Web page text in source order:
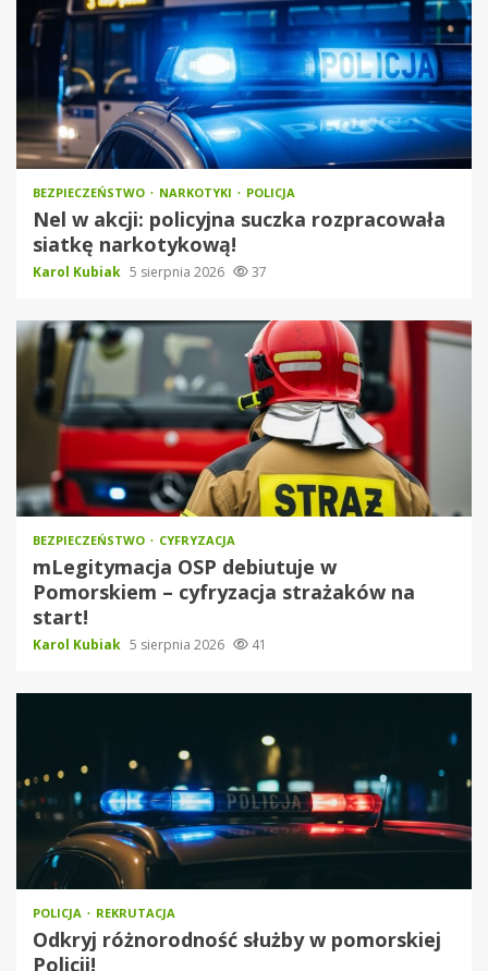
BEZPIECZEŃSTWO NARKOTYKI POLICJA
Nel w akcji: policyjna suczka rozpracowała
siatkę narkotykową!
Karol Kubiak 5 sierpnia 2026 37
BEZPIECZEŃSTWO CYFRYZACJA
mLegitymacja OSP debiutuje w
Pomorskiem – cyfryzacja strażaków na
start!
Karol Kubiak 5 sierpnia 2026 41
POLICJA REKRUTACJA
Odkryj różnorodność służby w pomorskiej
Policji!